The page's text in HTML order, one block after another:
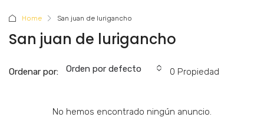
Home San juan de lurigancho
San juan de lurigancho
0 Propiedad
Ordenar por: Orden por defecto
No hemos encontrado ningún anuncio.